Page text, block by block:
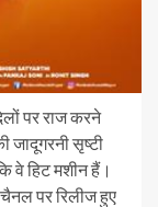
पर राज करने
जादूगरनी सृष्टी
वे हिट मशीन हैं।
पर रिलीज हुए